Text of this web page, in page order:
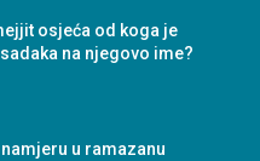
osjeća od koga je
na njegovo ime?
namjeru u ramazanu